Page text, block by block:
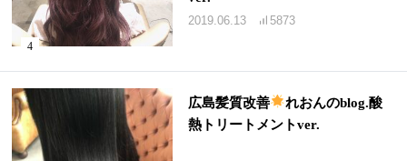
2019.06.13 5873
広島髪質改善
れおんのblog.酸
熱トリートメントver.